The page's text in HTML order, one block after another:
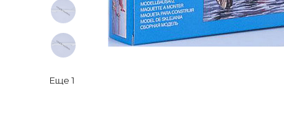
Еще 1